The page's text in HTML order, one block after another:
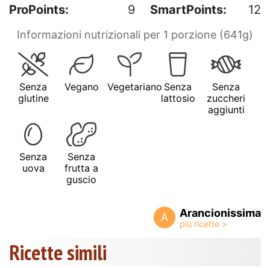
ProPoints:
9 SmartPoints: 12
Informazioni nutrizionali per 1 porzione (641g)
Senza
glutine
Vegano Vegetariano Senza
lattosio
Senza
zuccheri
aggiunti
Senza
uova
Senza
frutta a
guscio
A Arancionissima
Ricette simili